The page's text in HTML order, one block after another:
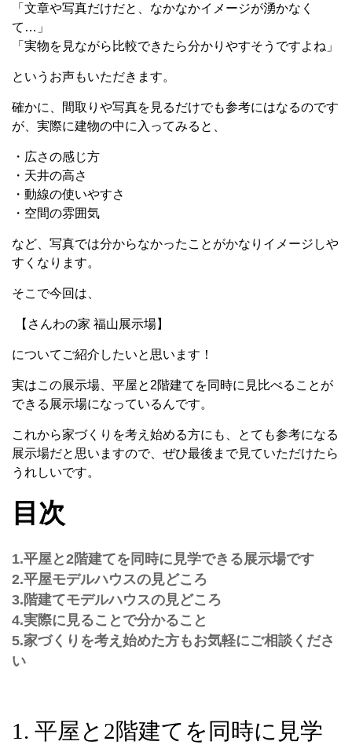
「文章や写真だけだと、なかなかイメージが湧かなく
て…」
「実物を見ながら比較できたら分かりやすそうですよね」
というお声もいただきます。
確かに、間取りや写真を見るだけでも参考にはなるのです
が、実際に建物の中に入ってみると、
・広さの感じ方
・天井の高さ
・動線の使いやすさ
・空間の雰囲気
など、写真では分からなかったことがかなりイメージしや
すくなります。
そこで今回は、
【さんわの家 福山展示場】
についてご紹介したいと思います！
実はこの展示場、平屋と2階建てを同時に見比べることが
できる展示場になっているんです。
これから家づくりを考え始める方にも、とても参考になる
展示場だと思いますので、ぜひ最後まで見ていただけたら
うれしいです。
目次
1.平屋と2階建てを同時に見学できる展示場です
2.平屋モデルハウスの見どころ
3.階建てモデルハウスの見どころ
4.実際に見ることで分かること
5.家づくりを考え始めた方もお気軽にご相談くださ
い
1. 平屋と2階建てを同時に見学